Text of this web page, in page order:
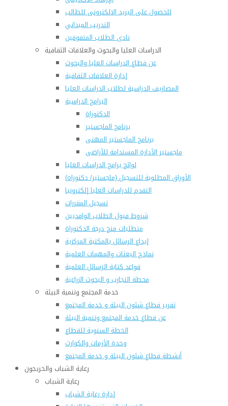
للحصول على البريد الالكترونى للطالب
التدريب الميداني
نادى الطلاب المتفوقين
الدراسات العليا والبحوث والعلاقات الثقافية
عن قطاع الدراسات العليا والبحوث
إدارة العلاقات الثقافية
المصاريف الدراسية لطلاب الدراسات العليا
البرامج الدراسية
الدكتوراة
برنامج الماجستير
برنامج الماجستير المهنى
ماجستير الأدارة المستدامة للأراضى
لوائح برامج الدراسات العليا
(الأوراق المطلوبة للتسجيل (ماجستير/ دكتوراه
التقدم للدراسات العليا إلكترونيا
تسجيل المقررات
شروط قبول الطلاب الوافديين
متطلبات منح درجة الدكتوراة
إيداع الرسائل بالمكتبة المركزية
نماذج البعثات والمهمات العلمية
قواعد كتابة الرسائل العلمية
محطة التجارب و البحوث الزراعية
خدمة المجتمع وتنمية البيئة
تقرير قطاع شئون البيئة و خدمة المجتمع
عن قطاع خدمة المجتمع وتنمية البيئة
الخطة السنوية للقطاع
وحدة الأزمات والكوارث
أنشطة قطاع شئون البيئة و خدمة المجتمع
رعاية الشباب والخريجون
رعاية الشباب
إدارة رعاية الشباب